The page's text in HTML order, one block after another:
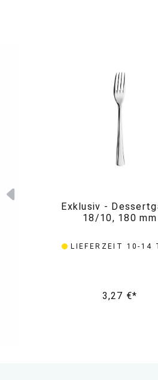
Exklusiv -
18/10, 180 mm
LIEFERZEIT 10-14
3,27 €*